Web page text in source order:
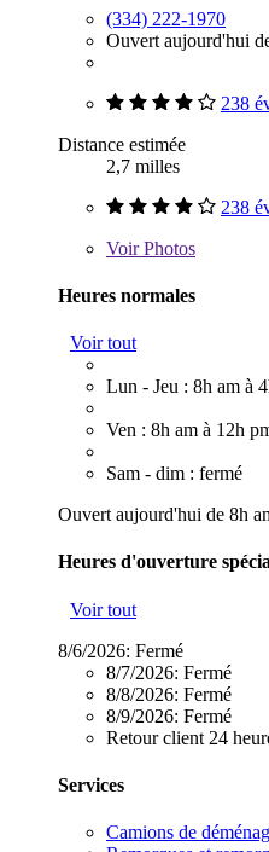
(334) 222-1970
Ouvert aujourd'hui
238
Distance estimée
2,7 milles
238
VoirPhotos
Heures normales
Voir tout
Lun - Jeu : 8h am à
Ven : 8h am à 12h
Sam - dim : fermé
Ouvert aujourd'hui de 8h
Heures d'ouverture
Voir tout
8/6/2026: Fermé
8/7/2026: Fermé
8/8/2026: Fermé
8/9/2026: Fermé
Retour client 24
Services
Camions de